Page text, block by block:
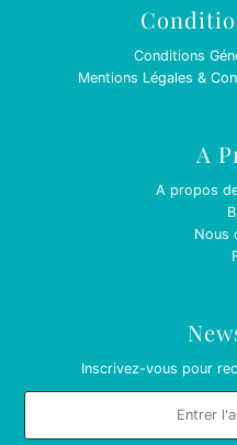
Conditions
Mentions Légales &
A
A propos
Nous
Inscrivez-vous pour